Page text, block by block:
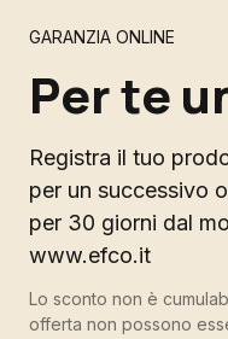
GARANZIA ONLINE
Per te
Registra il tuo
per un successivo
per 30 giorni dal
www.efco.it
Lo sconto non è
offerta non possono